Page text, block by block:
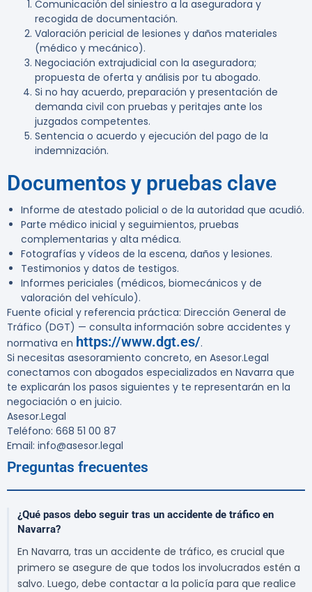
Comunicación del siniestro a la aseguradora y
recogida de documentación.
Valoración pericial de lesiones y daños materiales
(médico y mecánico).
Negociación extrajudicial con la aseguradora;
propuesta de oferta y análisis por tu abogado.
Si no hay acuerdo, preparación y presentación de
demanda civil con pruebas y peritajes ante los
juzgados competentes.
Sentencia o acuerdo y ejecución del pago de la
indemnización.
Documentos y pruebas clave
Informe de atestado policial o de la autoridad que acudió.
Parte médico inicial y seguimientos, pruebas
complementarias y alta médica.
Fotografías y vídeos de la escena, daños y lesiones.
Testimonios y datos de testigos.
Informes periciales (médicos, biomecánicos y de
valoración del vehículo).
Fuente oficial y referencia práctica: Dirección General de
Tráfico (DGT) — consulta información sobre accidentes y
normativa en https://www.dgt.es/.
Si necesitas asesoramiento concreto, en Asesor.Legal
conectamos con abogados especializados en Navarra que
te explicarán los pasos siguientes y te representarán en la
negociación o en juicio.
Asesor.Legal
Teléfono: 668 51 00 87
Email: info@asesor.legal
Preguntas frecuentes
¿Qué pasos debo seguir tras un accidente de tráfico en
Navarra?
En Navarra, tras un accidente de tráfico, es crucial que
primero se asegure de que todos los involucrados estén a
salvo. Luego, debe contactar a la policía para que realice